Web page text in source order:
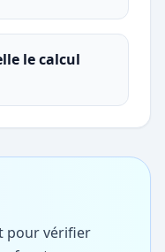
le calcul
pour vérifier